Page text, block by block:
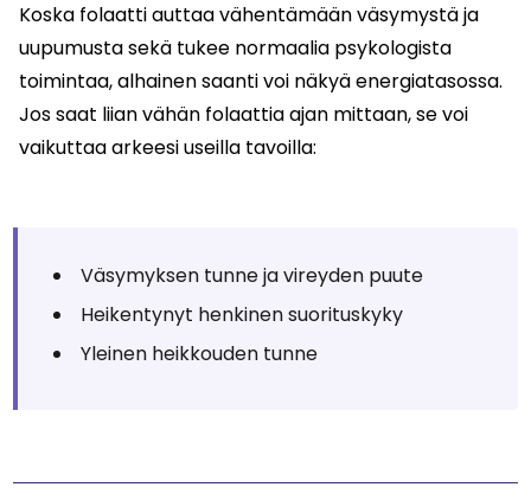
Koska folaatti auttaa vähentämään väsymystä ja
uupumusta sekä tukee normaalia psykologista
toimintaa, alhainen saanti voi näkyä energiatasossa.
Jos saat liian vähän folaattia ajan mittaan, se voi
vaikuttaa arkeesi useilla tavoilla:
Väsymyksen tunne ja vireyden puute
Heikentynyt henkinen suorituskyky
Yleinen heikkouden tunne